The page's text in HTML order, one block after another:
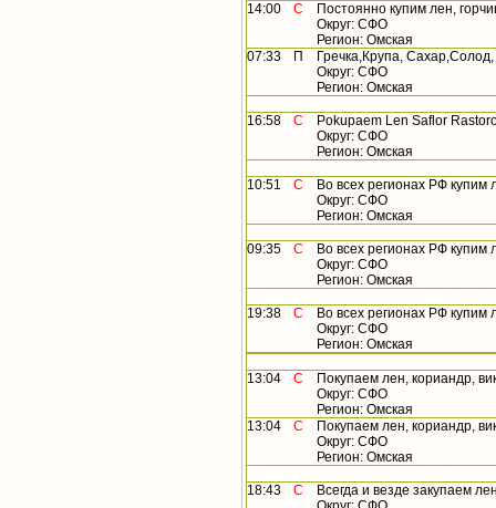
14:00 С
Постоянно купим лен,
Округ: СФО
Регион: Омская
07:33
П
Гречка,Крупа,
Округ: СФО
Регион: Омская
16:58 С
Pokupaem Len Saflor
Округ: СФО
Регион: Омская
10:51 С
Во всех регионах РФ купим
Округ: СФО
Регион: Омская
09:35 С
Во всех регионах РФ купим
Округ: СФО
Регион: Омская
19:38 С
Во всех регионах РФ купим
Округ: СФО
Регион: Омская
13:04 С
Покупаем лен, кориандр,
Округ: СФО
Регион: Омская
13:04
С
Покупаем лен, кориандр,
Округ: СФО
Регион: Омская
18:43 С
Всегда и везде закупаем